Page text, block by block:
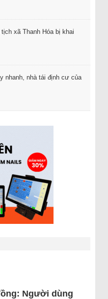
xã Thanh Hóa bị khai
nhanh, nhà tái định cư của
Người dùng